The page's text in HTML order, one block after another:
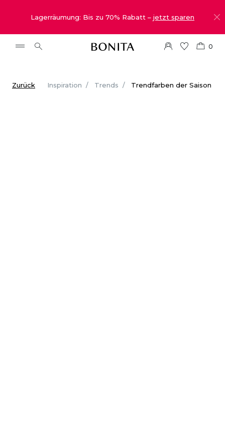
Lagerräumung: Bis zu 70% Rabatt – jetzt sparen
0
Zurück Inspiration Trends Trendfarben der Saison